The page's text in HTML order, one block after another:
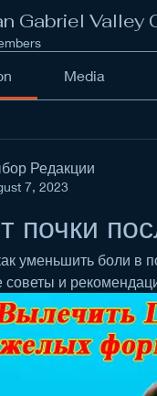
Gabriel Valley
Media
Редакции
7, 2023
почки
уменьшить боли в
и